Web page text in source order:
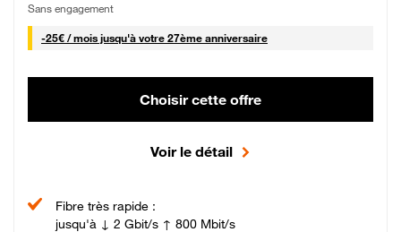
Sans engagement
-25€ / mois25 € par mois
jusqu'à votre 27ème anniversaire
Choisir cette offre
Voir le détail
Fibre très rapide :
jusqu'à ↓ 2 Gbit/s ↑ 800 Mbit/s